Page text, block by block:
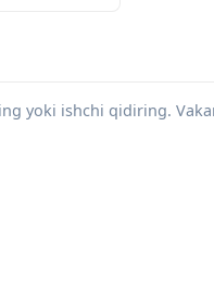
yoki ishchi qidiring.